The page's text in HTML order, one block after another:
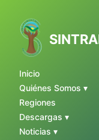
Inicio
Quiénes Somos ▾
Regiones
Descargas ▾
Noticias ▾
contenido